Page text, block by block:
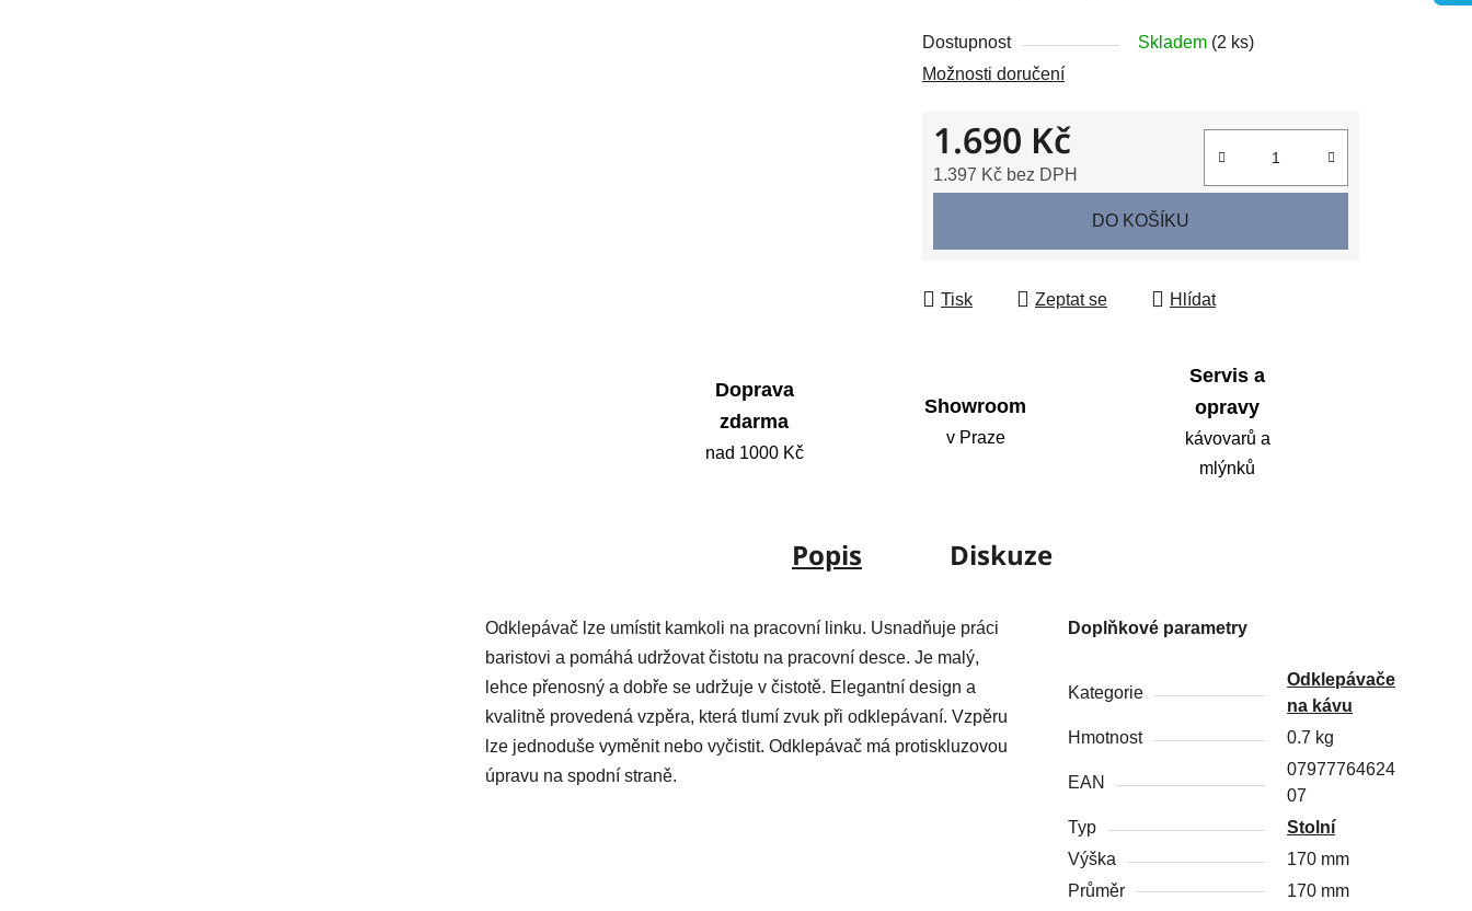
hvězdiček.
Dostupnost Skladem (2 ks)
Možnosti doručení
1.690 Kč
1.397 Kč bez DPH
DO KOŠÍKU
Tisk Zeptat se Hlídat
Doprava
zdarma
nad 1000 Kč
Showroom
v Praze
Servis a
opravy
kávovarů a
mlýnků
Popis Diskuze
Odklepávač lze umístit kamkoli na pracovní linku. Usnadňuje práci
baristovi a pomáhá udržovat čistotu na pracovní desce. Je malý,
lehce přenosný a dobře se udržuje v čistotě. Elegantní design a
kvalitně provedená vzpěra, která tlumí zvuk při odklepávaní. Vzpěru
lze jednoduše vyměnit nebo vyčistit. Odklepávač má protiskluzovou
úpravu na spodní straně.
Doplňkové parametry
Kategorie
Odklepávače
na kávu
Hmotnost
0.7 kg
EAN
07977764624
07
Typ
Stolní
Výška
170 mm
Průměr
170 mm